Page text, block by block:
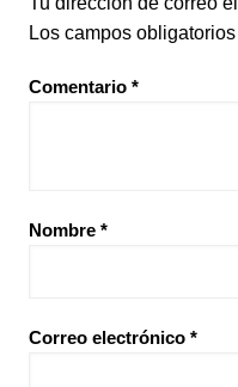
Los campos
Comentario *
Nombre *
Correo electrónico *